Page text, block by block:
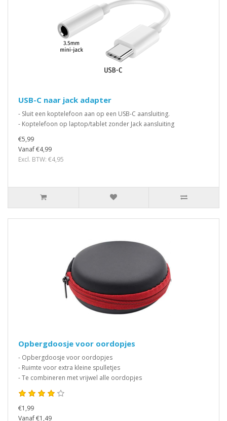
USB-C naar jack adapter
- Sluit een koptelefoon aan op een USB-C aansluiting.
- Koptelefoon op laptop/tablet zonder Jack aansluiting
€5,99
Vanaf €4,99
Excl. BTW: €4,95
Opbergdoosje voor oordopjes
- Opbergdoosje voor oordopjes
- Ruimte voor extra kleine spulletjes
- Te combineren met vrijwel alle oordopjes
€1,99
Vanaf €1,49